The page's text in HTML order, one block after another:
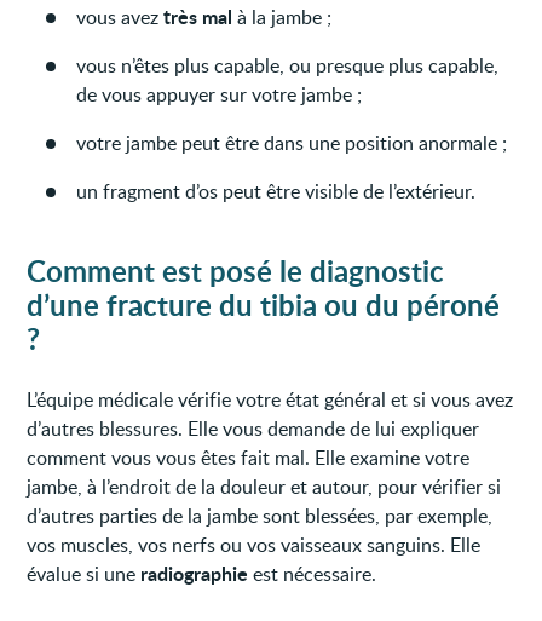
vous aveztrès mal à la jambe ;
vous n’êtes plus capable, ou presque plus capable,
de vous appuyer sur votre jambe ;
votre jambe peut être dans une position anormale ;
un fragment d’os peut être visible de l’extérieur.
Comment est posé le diagnostic
d’une fracture du tibia ou du péroné
?
L’équipe médicale vérifie votre état général et si vous avez
d’autres blessures. Elle vous demande de lui expliquer
comment vous vous êtes fait mal. Elle examine votre
jambe, à l’endroit de la douleur et autour, pour vérifier si
d’autres parties de la jambe sont blessées, par exemple,
vos muscles, vos nerfs ou vos vaisseaux sanguins. Elle
évalue si une radiographie est nécessaire.